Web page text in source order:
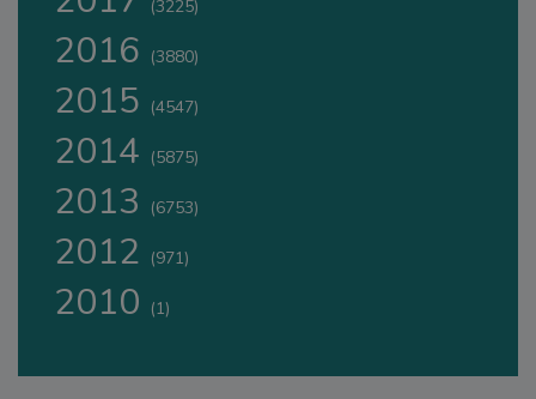
(3225)
2016 (3880)
2015 (4547)
2014 (5875)
2013 (6753)
2012 (971)
2010 (1)